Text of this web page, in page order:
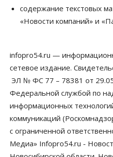
Право&Порядок
Новосибирец пытался
кондитерские изделия с
Бизнес Власть
вывели зарплату
05 Августа 2026, 12:00
Бизнес
Новосибирское
строителя экстрим-
05 Августа 2026, 11:30
Общество
содержание текстовых
«Новости компаний» и
infopro54.ru —
сетевое издание.
ЭЛ № ФС 77 – 78381 от
Федеральной службой по
информационных
коммуникаций
с ограниченной
Медиа» Infopro54.ru -